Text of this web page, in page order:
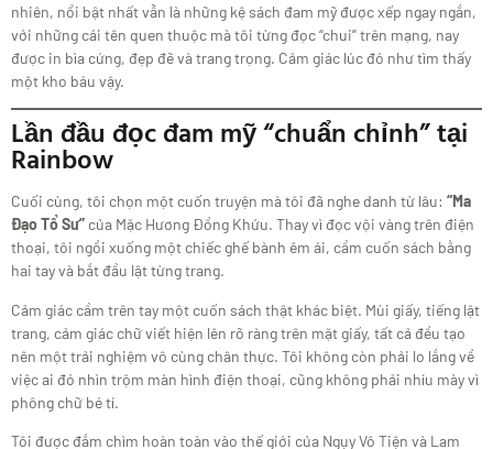
nhiên, nổi bật nhất vẫn là những kệ sách đam mỹ được xếp ngay ngắn,
với những cái tên quen thuộc mà tôi từng đọc “chui” trên mạng, nay
được in bìa cứng, đẹp đẽ và trang trọng. Cảm giác lúc đó như tìm thấy
một kho báu vậy.
Lần đầu đọc đam mỹ “chuẩn chỉnh” tại
Rainbow
Cuối cùng, tôi chọn một cuốn truyện mà tôi đã nghe danh từ lâu: “Ma
Đạo Tổ Sư” của Mặc Hương Đồng Khứu. Thay vì đọc vội vàng trên điện
thoại, tôi ngồi xuống một chiếc ghế bành êm ái, cầm cuốn sách bằng
hai tay và bắt đầu lật từng trang.
Cảm giác cầm trên tay một cuốn sách thật khác biệt. Mùi giấy, tiếng lật
trang, cảm giác chữ viết hiện lên rõ ràng trên mặt giấy, tất cả đều tạo
nên một trải nghiệm vô cùng chân thực. Tôi không còn phải lo lắng về
việc ai đó nhìn trộm màn hình điện thoại, cũng không phải nhíu mày vì
phông chữ bé tí.
Tôi được đắm chìm hoàn toàn vào thế giới của Ngụy Vô Tiện và Lam